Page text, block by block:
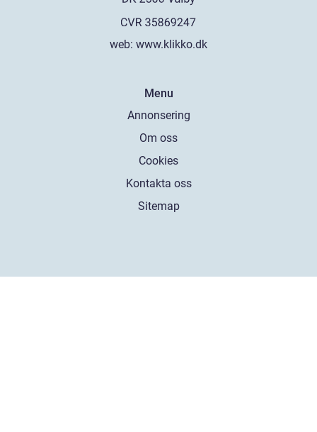
web: www.klikko.dk
Menu
Annonsering
Om oss
Cookies
Kontakta oss
Sitemap